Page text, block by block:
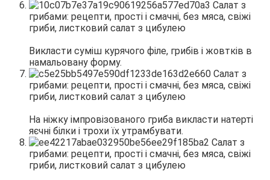
Викласти суміш курячого філе, грибів і жовтків в
намальовану форму.
На ніжку імпровізованого гриба викласти натерті
яєчні білки і трохи їх утрамбувати.